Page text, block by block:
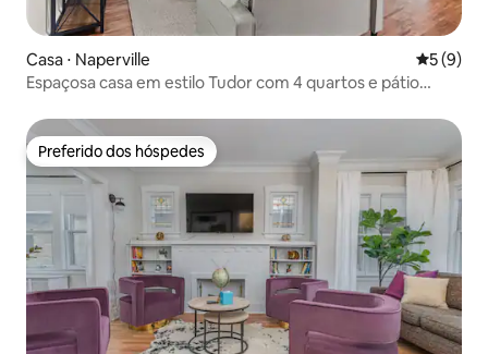
Casa ⋅ Naperville 5 de
5 (9)
Espaçosa casa em estilo Tudor com 4 quartos e pátio
Preferido dos hóspedes
Preferido dos hóspedes